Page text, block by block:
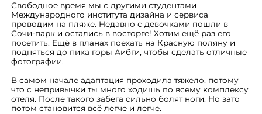
Свободное время мы с другими студентами
Международного института дизайна и сервиса
проводим на пляже. Недавно с девочками пошли в
Сочи-парк и остались в восторге! Хотим ещё раз его
посетить. Ещё в планах поехать на Красную поляну и
подняться до пика горы Аибги, чтобы сделать отличные
фотографии.
В самом начале адаптация проходила тяжело, потому
что с непривычки ты много ходишь по всему комплексу
отеля. После такого забега сильно болят ноги. Но зато
потом становится всё легче и легче.